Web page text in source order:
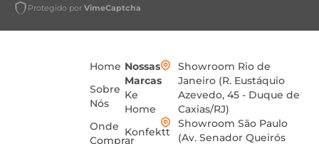
Protegido por VimeCaptcha
Home
Sobre
Nós
Onde
Comprar
Nossas
Marcas
Ke
Home
Konfektt
Showroom Rio de
Janeiro (R. Eustáquio
Azevedo, 45 - Duque de
Caxias/RJ)
Showroom São Paulo
(Av. Senador Queirós